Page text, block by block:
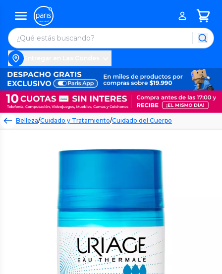
Belleza/Cuidado y Tratamiento/Cuidado del Cuerpo